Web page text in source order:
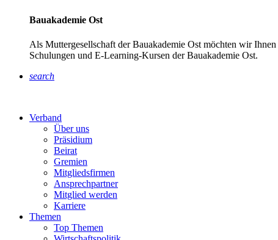
Bauakademie Ost
Als Muttergesellschaft der Bauakademie Ost möchten wir
Schulungen und E-Learning-Kursen der Bauakademie Ost.
search
Verband
Über uns
Präsidium
Beirat
Gremien
Mitgliedsfirmen
Ansprechpartner
Mitglied werden
Karriere
Themen
Top Themen